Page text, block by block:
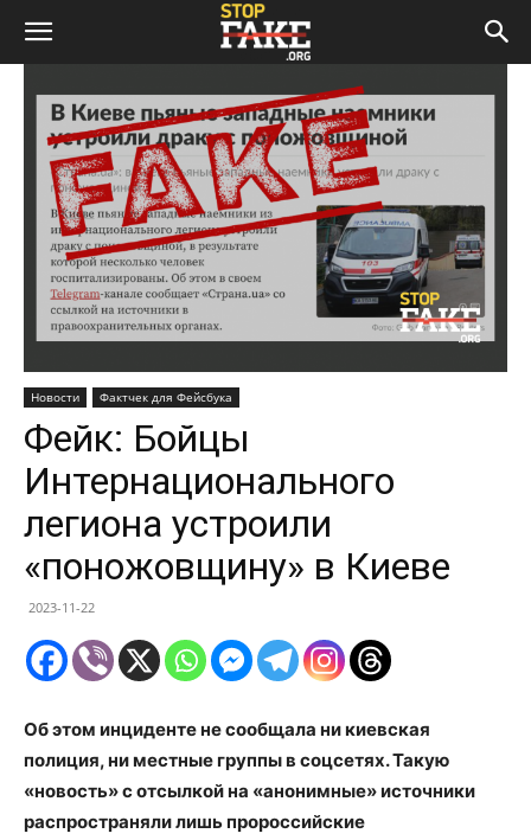
Новости Фактчек для Фейсбука
Фейк: Бойцы
Интернационального
легиона устроили
«поножовщину» в Киеве
2023-11-22
Об этом инциденте не сообщала ни киевская
полиция, ни местные группы в соцсетях. Такую
«новость» с отсылкой на «анонимные» источники
распространяли лишь пророссийские